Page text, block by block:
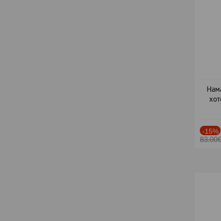
-15%
83.00€